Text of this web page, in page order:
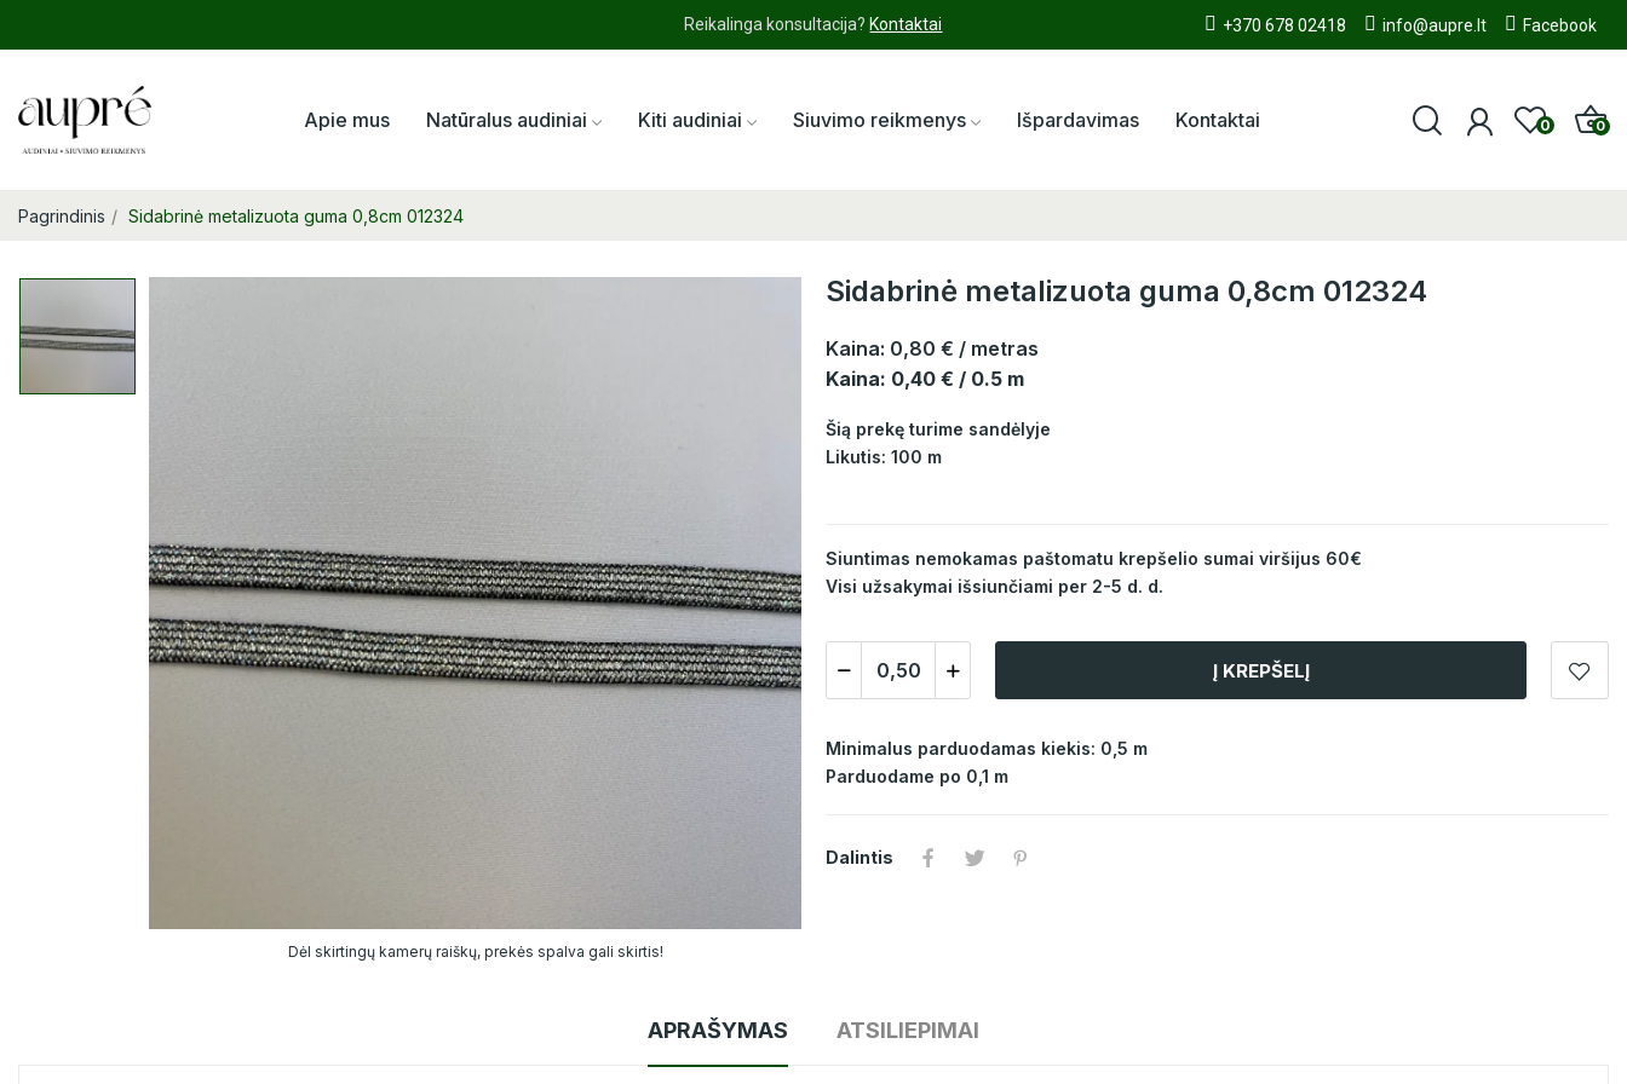
Reikalinga konsultacija? Kontaktai +370 678 02418 info@aupre.lt Facebook
Apie mus Natūralus audiniai Kiti audiniai Siuvimo reikmenys Išpardavimas Kontaktai 0 0
Pagrindinis Sidabrinė metalizuota guma 0,8cm 012324
Dėl skirtingų kamerų raiškų, prekės spalva gali skirtis!
Sidabrinė metalizuota guma 0,8cm 012324
Kaina: 0,80 € / metras
Kaina: 0,40 € / 0.5 m
Šią prekę turime sandėlyje
Likutis: 100 m
Siuntimas nemokamas paštomatu krepšelio sumai viršijus 60€
Visi užsakymai išsiunčiami per 2-5 d. d.
Į KREPŠELĮ
Minimalus parduodamas kiekis: 0,5 m
Parduodame po 0,1 m
Dalintis
APRAŠYMAS ATSILIEPIMAI